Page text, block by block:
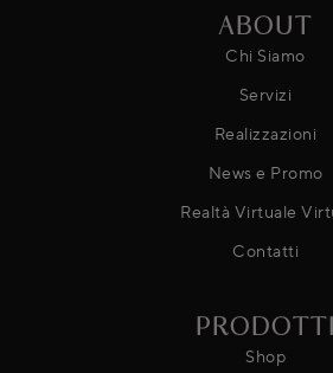
ABOUT
Chi Siamo
Servizi
Realizzazioni
News e Promo
Realtà Virtuale
Contatti
PRODOTTI
Shop